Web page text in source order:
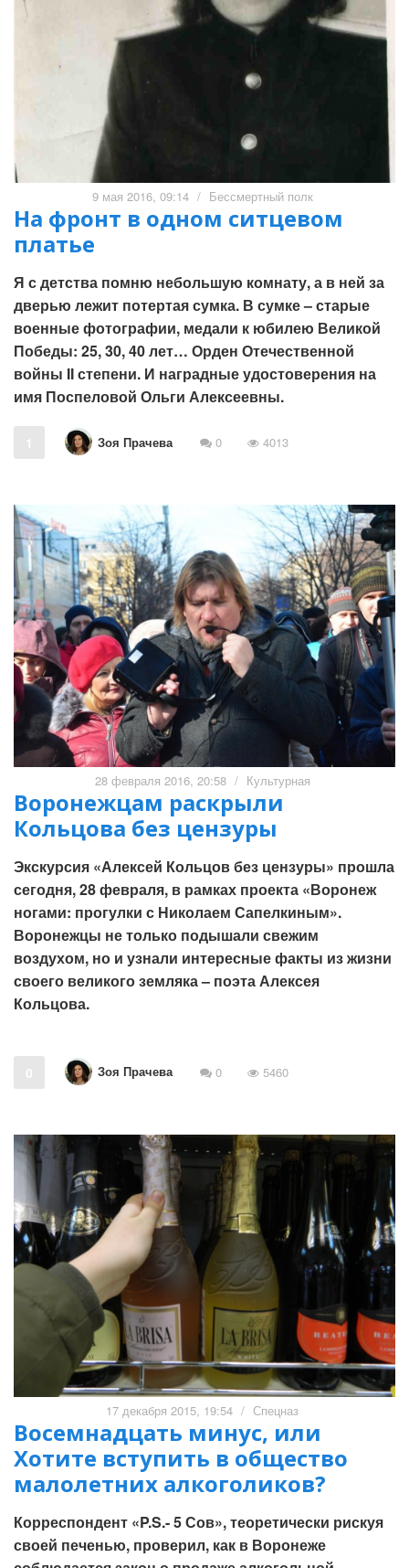
9 мая 2016, 09:14 / Бессмертный полк
На фронт в одном ситцевом
платье
Я с детства помню небольшую комнату, а в ней за
дверью лежит потертая сумка. В сумке – старые
военные фотографии, медали к юбилею Великой
Победы: 25, 30, 40 лет… Орден Отечественной
войны II степени. И наградные удостоверения на
имя Поспеловой Ольги Алексеевны.
1 Зоя Прачева 0 4013
28 февраля 2016, 20:58 / Культурная
Воронежцам раскрыли
Кольцова без цензуры
Экскурсия «Алексей Кольцов без цензуры» прошла
сегодня, 28 февраля, в рамках проекта «Воронеж
ногами: прогулки с Николаем Сапелкиным».
Воронежцы не только подышали свежим
воздухом, но и узнали интересные факты из жизни
своего великого земляка – поэта Алексея
Кольцова.
0 Зоя Прачева 0 5460
17 декабря 2015, 19:54 / Спецназ
Восемнадцать минус, или
Хотите вступить в общество
малолетних алкоголиков?
Корреспондент «P.S.- 5 Сов», теоретически рискуя
своей печенью, проверил, как в Воронеже